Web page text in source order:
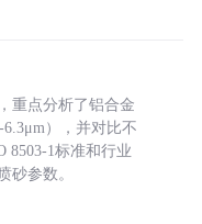
重点分析了铝合金
），并对比不
8503-1标准和行业
砂参数。